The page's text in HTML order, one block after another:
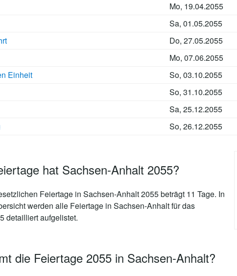
Mo, 19.04.2055
Sa, 01.05.2055
Do, 27.05.2055
Mo, 07.06.2055
Einheit
So, 03.10.2055
So, 31.10.2055
Sa, 25.12.2055
So, 26.12.2055
hat Sachsen-Anhalt 2055?
Feiertage in Sachsen-Anhalt 2055 beträgt 11 Tage. In
werden alle Feiertage in Sachsen-Anhalt für das
detailliert aufgelistet.
die Feiertage 2055 in Sachsen-Anhalt?